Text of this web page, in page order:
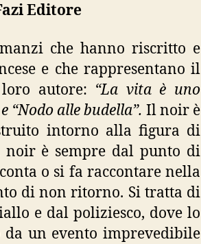
Editore
che hanno riscritto e
e che rappresentano il
autore: “La vita è uno
“Nodo alle budella”. Il noir è
intorno alla figura di
è sempre dal punto di
o si fa raccontare nella
di non ritorno. Si tratta di
e dal poliziesco, dove lo
un evento imprevedibile